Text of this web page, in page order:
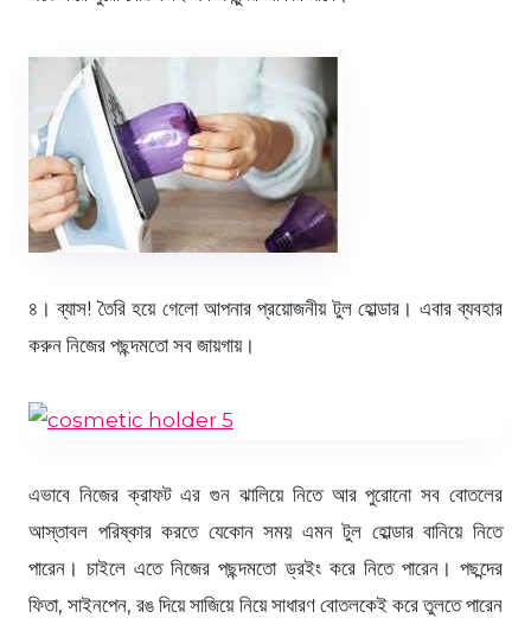
৪। ব্যাস! তৈরি হয়ে গেলো আপনার প্রয়োজনীয় টুল হোল্ডার। এবার ব্যবহার
করুন নিজের পছন্দমতো সব জায়গায়।
এভাবে নিজের ক্রাফট এর গুন ঝালিয়ে নিতে আর পুরোনো সব বোতলের
আস্তাবল পরিষ্কার করতে যেকোন সময় এমন টুল হোল্ডার বানিয়ে নিতে
পারেন। চাইলে এতে নিজের পছন্দমতো ড্রইং করে নিতে পারেন। পছন্দের
ফিতা, সাইনপেন, রঙ দিয়ে সাজিয়ে নিয়ে সাধারণ বোতলকেই করে তুলতে পারেন